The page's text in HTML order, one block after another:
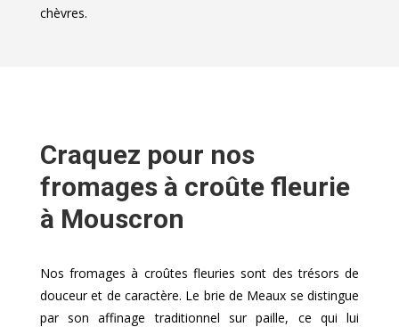
chèvres.
Craquez pour nos
fromages à croûte fleurie
à Mouscron
Nos fromages à croûtes fleuries sont des trésors de
douceur et de caractère. Le brie de Meaux se distingue
par son affinage traditionnel sur paille, ce qui lui